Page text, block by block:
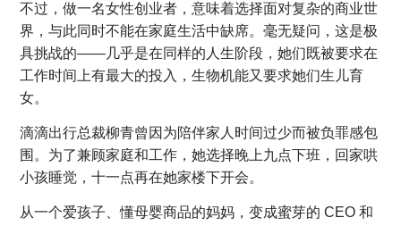
不过，做一名女性创业者，意味着选择面对复杂的商业世
界，与此同时不能在家庭生活中缺席。毫无疑问，这是极
具挑战的——几乎是在同样的人生阶段，她们既被要求在
工作时间上有最大的投入，生物机能又要求她们生儿育
女。
滴滴出行总裁柳青曾因为陪伴家人时间过少而被负罪感包
围。为了兼顾家庭和工作，她选择晚上九点下班，回家哄
小孩睡觉，十一点再在她家楼下开会。
从一个爱孩子、懂母婴商品的妈妈，变成蜜芽的 CEO 和